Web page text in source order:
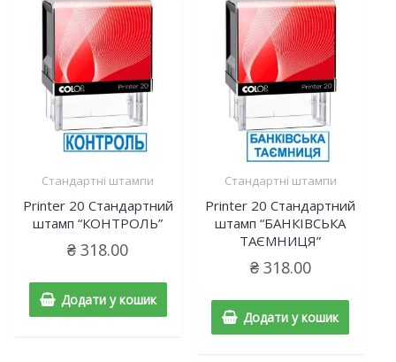
Стандартні штампи
Printer 20 Cтандартний
штамп “КОНТРОЛЬ”
₴ 318.00
Додати у кошик
Стандартні штампи
Printer 20 Cтандартний
штамп “БАНКІВСЬКА
ТАЄМНИЦЯ”
₴318.00
Додати у кошик